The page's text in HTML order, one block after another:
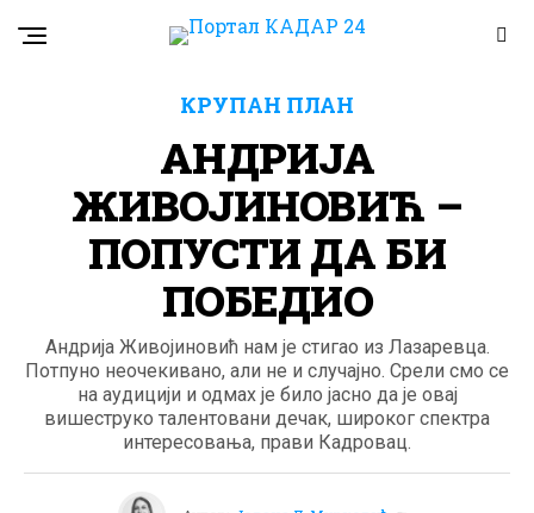
КРУПАН ПЛАН
АНДРИЈА
ЖИВОЈИНОВИЋ –
ПОПУСТИ ДА БИ
ПОБЕДИО
Андрија Живојиновић нам је стигао из Лазаревца.
Потпуно неочекивано, али не и случајно. Срели смо се
на аудицији и одмах је било јасно да је овај
вишеструко талентовани дечак, широког спектра
интересовања, прави Кадровац.